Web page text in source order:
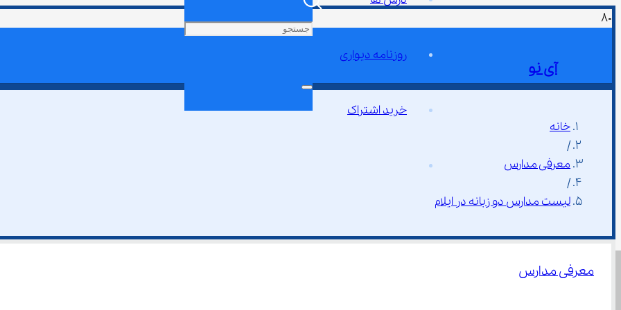
آی نو
روزنامه دیواری
خرید اشتراک
خانه
/
معرفی مدارس
/
لیست مدارس دو زبانه در ایلام
معرفی مدارس